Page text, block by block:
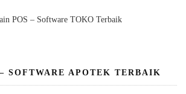
POS – Software TOKO Terbaik
SOFTWARE APOTEK TERBAIK